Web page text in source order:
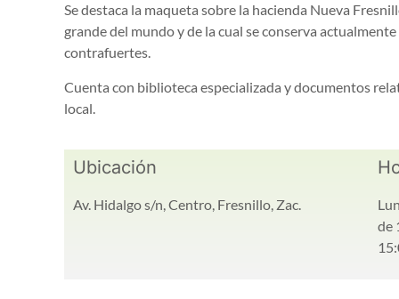
Se destaca la maqueta sobre la hacienda Nueva
grande del mundo y de la cual se conserva
contrafuertes.
Cuenta con biblioteca especializada y documentos
local.
Ubicación
Av. Hidalgo s/n, Centro, Fresnillo, Zac.
de